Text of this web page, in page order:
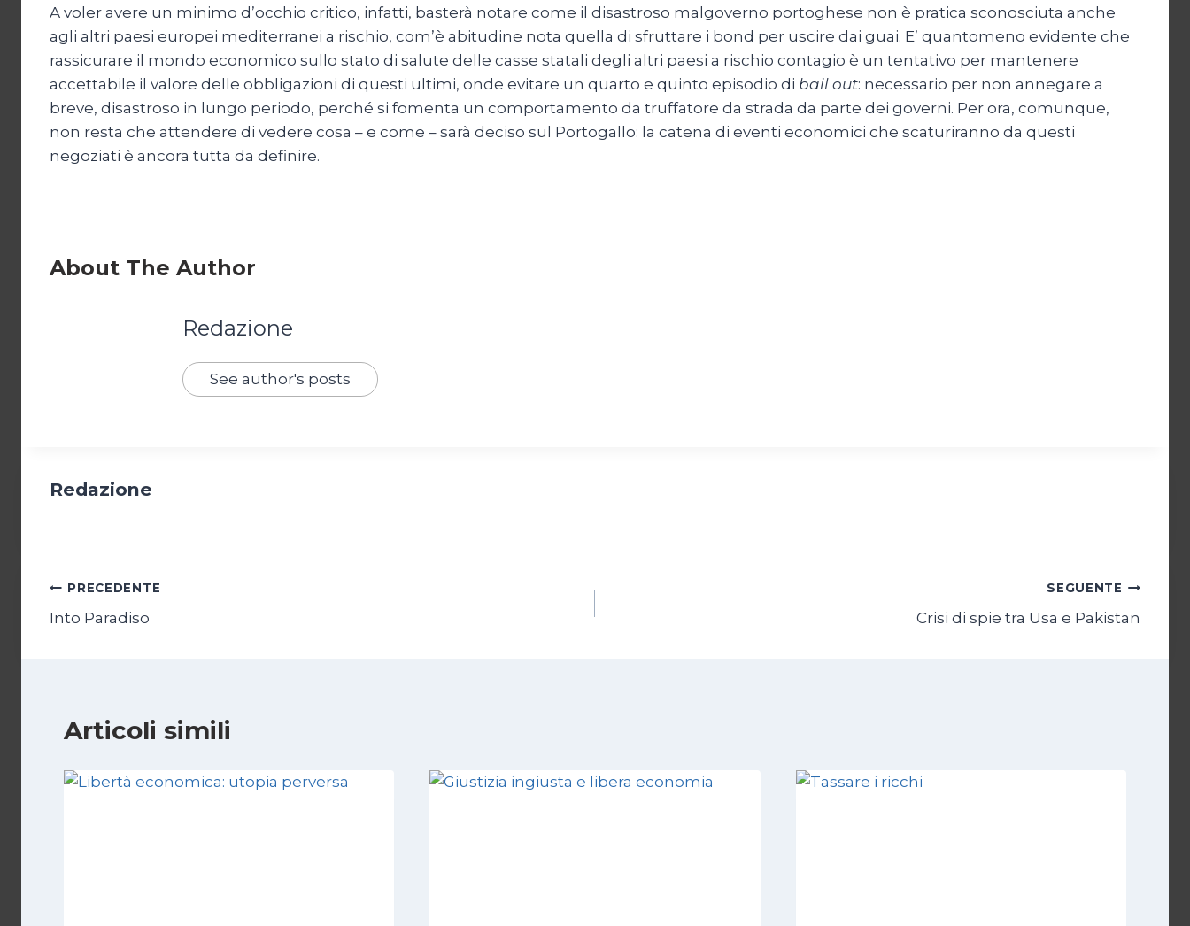
A voler avere un minimo d’occhio critico, infatti, basterà notare come il disastroso malgoverno portoghese non è pratica sconosciuta anche
agli altri paesi europei mediterranei a rischio, com’è abitudine nota quella di sfruttare i bond per uscire dai guai. E’ quantomeno evidente che
rassicurare il mondo economico sullo stato di salute delle casse statali degli altri paesi a rischio contagio è un tentativo per mantenere
accettabile il valore delle obbligazioni di questi ultimi, onde evitare un quarto e quinto episodio di bail out: necessario per non annegare a
breve, disastroso in lungo periodo, perché si fomenta un comportamento da truffatore da strada da parte dei governi. Per ora, comunque,
non resta che attendere di vedere cosa – e come – sarà deciso sul Portogallo: la catena di eventi economici che scaturiranno da questi
negoziati è ancora tutta da definire.
About The Author
Redazione
See author's posts
Redazione
Navigazione
articoli
PRECEDENTE
Into Paradiso
SEGUENTE
Crisi di spie tra Usa e Pakistan
Articoli simili